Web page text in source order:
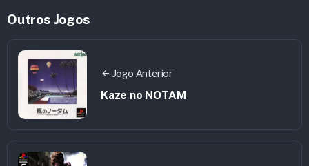
Outros Jogos
Jogo Anterior
Kaze no NOTAM